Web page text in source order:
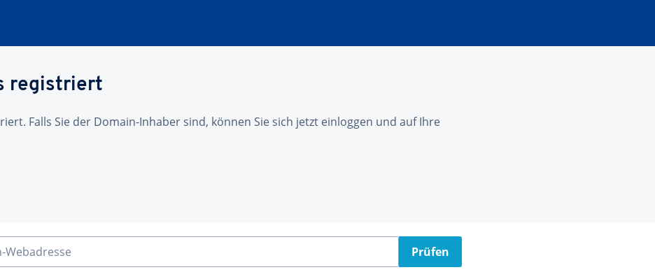
registriert
Falls Sie der Domain-Inhaber sind, können Sie sich jetzt einloggen und auf Ihre
Webadresse Prüfen